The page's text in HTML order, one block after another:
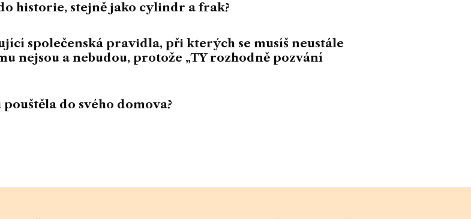
historie, stejně jako cylindr a frak?
společenská pravidla, při kterých se musíš neustále
nejsou a nebudou, protože „TY rozhodně pozvání
do svého domova?